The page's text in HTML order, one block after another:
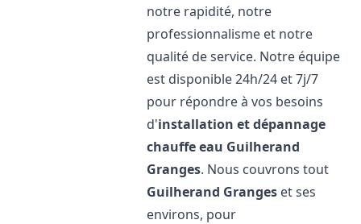
notre rapidité, notre
professionnalisme et notre
qualité de service. Notre équipe
est disponible 24h/24 et 7j/7
pour répondre à vos besoins
d'installation et dépannage
chauffe eau Guilherand
Granges. Nous couvrons tout
Guilherand Granges et ses
environs, pour